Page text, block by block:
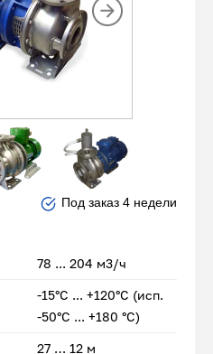
Под заказ 4 недели
78 ... 204 м3/ч
-15°С ... +120°С (исп.
-50°С ... +180 °С)
27 … 12 м